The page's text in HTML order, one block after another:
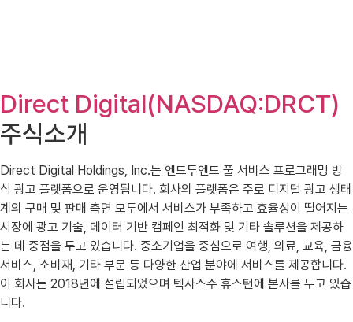
Direct Digital(NASDAQ:DRCT)
주식소개
Direct Digital Holdings, Inc.는 엔드투엔드 풀 서비스 프로그래밍 방
식 광고 플랫폼으로 운영됩니다. 회사의 플랫폼은 주로 디지털 광고 생태
계의 구매 및 판매 측면 모두에서 서비스가 부족하고 효율성이 떨어지는
시장에 광고 기술, 데이터 기반 캠페인 최적화 및 기타 솔루션을 제공하
는 데 중점을 두고 있습니다. 중소기업을 중심으로 여행, 의료, 교육, 금융
서비스, 소비재, 기타 부문 등 다양한 산업 분야에 서비스를 제공합니다.
이 회사는 2018년에 설립되었으며 텍사스주 휴스턴에 본사를 두고 있습
니다.